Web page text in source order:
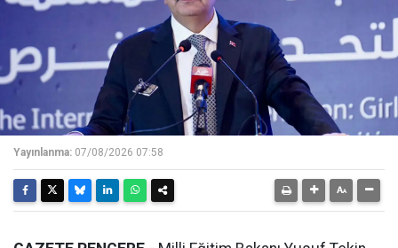
Yayınlanma: 07/08/2026 07:58